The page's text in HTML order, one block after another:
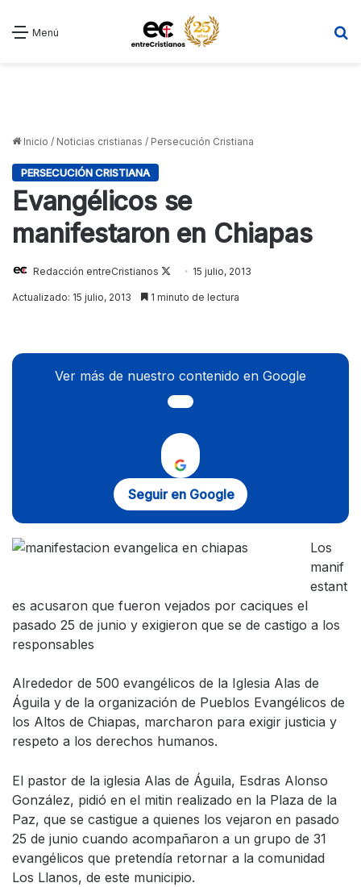
Menú
Inicio / Noticias cristianas / Persecución Cristiana
PERSECUCIÓN CRISTIANA
Evangélicos se
manifestaron en Chiapas
Redacción entreCristianos
Follow
on
15 julio, 2013
Actualizado: 15 julio, 2013 1 minuto de lectura
Ver más de nuestro contenido en Google
Seguir en Google
Los
manif
estant
es acusaron que fueron vejados por caciques el
pasado 25 de junio y exigieron que se de castigo a los
responsables
Alrededor de 500 evangélicos de la Iglesia Alas de
Águila y de la organización de Pueblos Evangélicos de
los Altos de Chiapas, marcharon para exigir justicia y
respeto a los derechos humanos.
El pastor de la iglesia Alas de Águila, Esdras Alonso
González, pidió en el mitin realizado en la Plaza de la
Paz, que se castigue a quienes los vejaron en pasado
25 de junio cuando acompañaron a un grupo de 31
evangélicos que pretendía retornar a la comunidad
Los Llanos, de este municipio.